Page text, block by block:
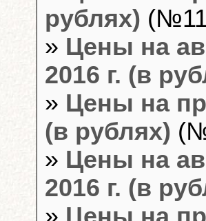
рублях)
» Цены на
2016 г. (в
» Цены на
(в рублях)
» Цены на
2016 г. (в